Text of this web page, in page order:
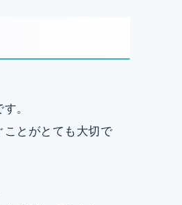
。
ことがとても大切で